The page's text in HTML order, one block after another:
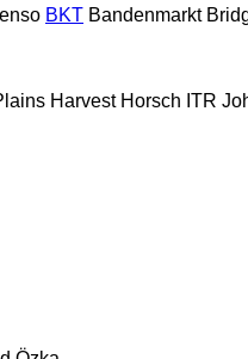
BKT Bandenmarkt
Harvest Horsch ITR